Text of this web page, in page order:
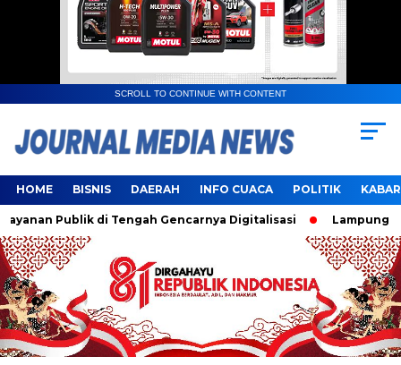
SCROLL TO CONTINUE WITH CONTENT
HOME BISNIS DAERAH INFO CUACA POLITIK
Publik di Tengah Gencarnya Digitalisasi Lampung